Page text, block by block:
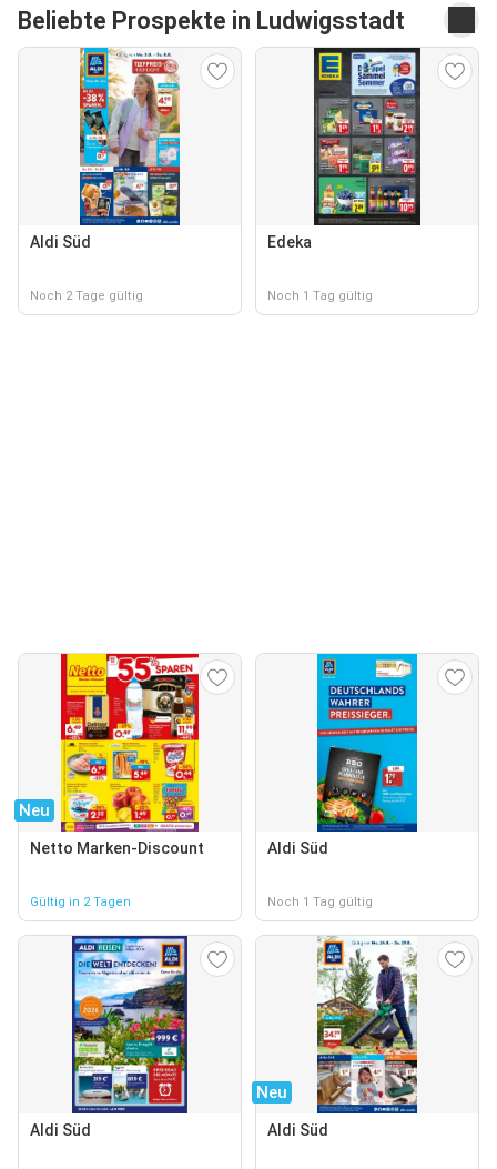
Beliebte Prospekte in Ludwigsstadt
Aldi Süd
Noch 2 Tage gültig
Edeka
Noch 1 Tag gültig
Neu
Netto Marken-Discount
Gültig in 2 Tagen
Aldi Süd
Noch 1 Tag gültig
Aldi Süd
Neu
Aldi Süd